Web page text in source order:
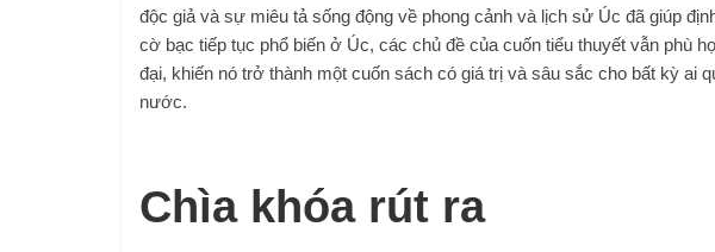
độc giả và sự miêu tả sống động về phong cảnh và lịch sử Úc đã giúp
cờ bạc tiếp tục phổ biến ở Úc, các chủ đề của cuốn tiểu thuyết vẫn phù
đại, khiến nó trở thành một cuốn sách có giá trị và sâu sắc cho bất kỳ ai
nước.
Chìa khóa rút ra